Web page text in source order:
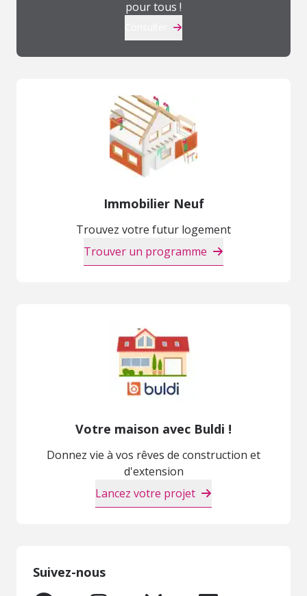
pour tous !
Immobilier Neuf
Trouvez votre futur logement
Trouver un programme
Votre maison avec Buldi !
Donnez vie à vos rêves de construction et
d'extension
Lancez votre projet
Suivez-nous